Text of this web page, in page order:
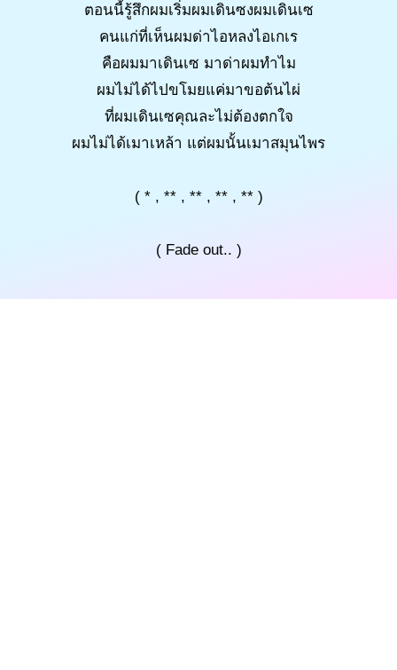
ตอนนี้รู้สึกผมเริ่มผมเดินซงผมเดินเซ
คนแก่ที่เห็นผมด่าไอหลงไอเกเร
คือผมมาเดินเซ มาด่าผมทำไม
ผมไม่ได้ไปขโมยแค่มาขอต้นไผ่
ที่ผมเดินเซคุณละไม่ต้องตกใจ
ผมไม่ได้เมาเหล้า แต่ผมนั้นเมาสมุนไพร
( * , ** , ** , ** , ** )
( Fade out.. )